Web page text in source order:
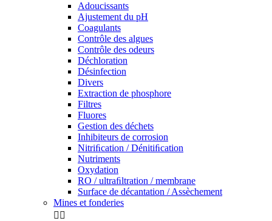
Adoucissants
Ajustement du pH
Coagulants
Contrôle des algues
Contrôle des odeurs
Déchloration
Désinfection
Divers
Extraction de phosphore
Filtres
Fluores
Gestion des déchets
Inhibiteurs de corrosion
Nitriﬁcation / Dénitiﬁcation
Nutriments
Oxydation
RO / ultraﬁltration / membrane
Surface de décantation / Assèchement
Mines et fonderies
 